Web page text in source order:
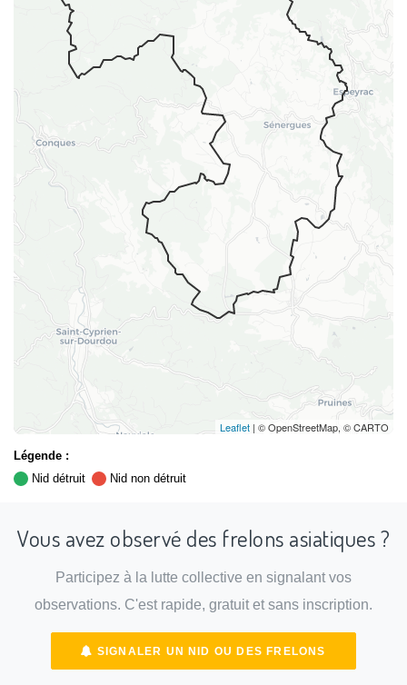
Leaflet | © OpenStreetMap, © CARTO
Légende :
Nid détruit
Nid non détruit
Vous avez observé des frelons asiatiques ?
Participez à la lutte collective en signalant vos
observations. C'est rapide, gratuit et sans inscription.
SIGNALER UN NID OU DES FRELONS